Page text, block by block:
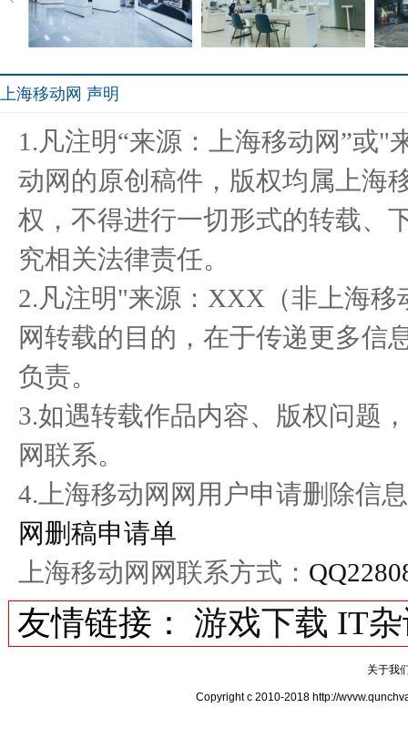
落户成
成为真
疯狂折上折，装备新升级，
领跑新
上海移动网 声明
1.凡注明“来源：上海移动网”或
动网的原创稿件，版权均属上海
权，不得进行一切形式的转载、
究相关法律责任。
2.凡注明"来源：XXX（非上海
网转载的目的，在于传递更多信
负责。
3.如遇转载作品内容、版权问题
网联系。
4.上海移动网网用户申请删除信
网删稿申请单
上海移动网网联系方式：
友情链接： 游戏下载 IT
关于我
Copyright c 2010-2018 http://